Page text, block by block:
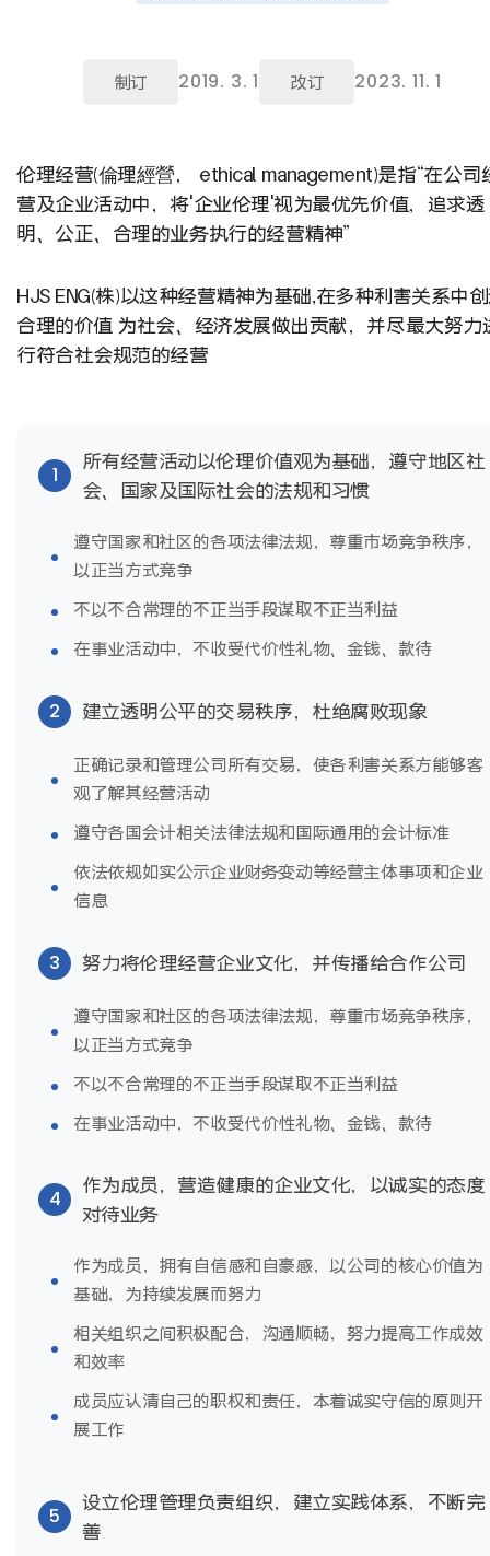
制订 2019. 3. 1 改订 2023. 11. 1
伦理经营(倫理經營， ethical management)是指“在公司
营及企业活动中，将'企业伦理'视为最优先价值，追求透
明、公正、合理的业务执行的经营精神”
HJS ENG(株)以这种经营精神为基础,在多种利害关系中
合理的价值 为社会、经济发展做出贡献，并尽最大努力
行符合社会规范的经营
1
所有经营活动以伦理价值观为基础，遵守地区社
会、国家及国际社会的法规和习惯
遵守国家和社区的各项法律法规，尊重市场竞争秩序，
以正当方式竞争
不以不合常理的不正当手段谋取不正当利益
在事业活动中，不收受代价性礼物、金钱、款待
2 建立透明公平的交易秩序，杜绝腐败现象
正确记录和管理公司所有交易，使各利害关系方能够客
观了解其经营活动
遵守各国会计相关法律法规和国际通用的会计标准
依法依规如实公示企业财务变动等经营主体事项和企业
信息
3 努力将伦理经营企业文化，并传播给合作公司
遵守国家和社区的各项法律法规，尊重市场竞争秩序，
以正当方式竞争
不以不合常理的不正当手段谋取不正当利益
在事业活动中，不收受代价性礼物、金钱、款待
4
作为成员，营造健康的企业文化，以诚实的态度
对待业务
作为成员，拥有自信感和自豪感，以公司的核心价值为
基础，为持续发展而努力
相关组织之间积极配合，沟通顺畅，努力提高工作成效
和效率
成员应认清自己的职权和责任，本着诚实守信的原则开
展工作
5
设立伦理管理负责组织，建立实践体系，不断完
善